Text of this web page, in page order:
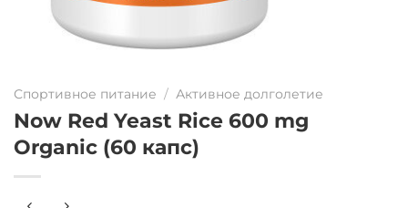
Спортивное питание / Активное долголетие
Now Red Yeast Rice 600 mg
Organic (60 капс)